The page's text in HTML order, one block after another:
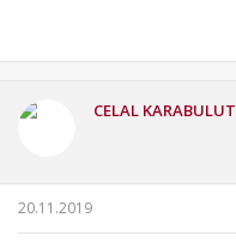
CELAL KARABULUT
20.11.2019